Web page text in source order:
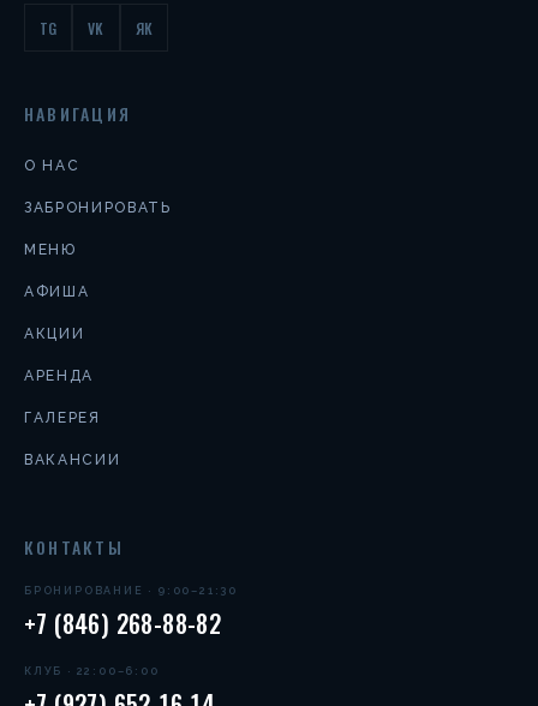
TG VK ЯК
НАВИГАЦИЯ
О НАС
ЗАБРОНИРОВАТЬ
МЕНЮ
АФИША
АКЦИИ
АРЕНДА
ГАЛЕРЕЯ
ВАКАНСИИ
КОНТАКТЫ
БРОНИРОВАНИЕ · 9:00–21:30
+7 (846) 268-88-82
КЛУБ · 22:00–6:00